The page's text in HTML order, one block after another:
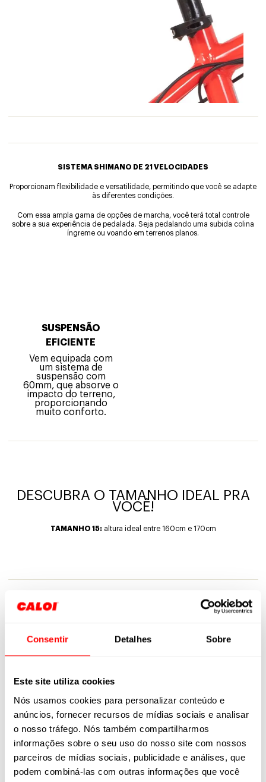
Consentir Detalhes Sobre
Este site utiliza cookies
Nós usamos cookies para personalizar conteúdo e
anúncios, fornecer recursos de mídias sociais e analisar
o nosso tráfego. Nós também compartilharmos
informações sobre o seu uso do nosso site com nossos
parceiros de mídias sociais, publicidade e análises, que
podem combiná-las com outras informações que você
SISTEMA SHIMANO DE 21 VELOCIDADES
Proporcionam flexibilidade e versatilidade, permitindo que você se adapte
às diferentes condições.
Com essa ampla gama de opções de marcha, você terá total controle
sobre a sua experiência de pedalada. Seja pedalando uma subida colina
íngreme ou voando em terrenos planos.
SUSPENSÃO
EFICIENTE
Vem equipada com
um sistema de
suspensão com
60mm, que absorve o
impacto do terreno,
proporcionando
muito conforto.
DESCUBRA O TAMANHO IDEAL PRA
VOCÊ!
TAMANHO 15:altura ideal entre 160cm e 170cm
VERMELHA
VULCAN TAM 15
CINZA
VULCAN TAM 17
VERMELHA
VULCAN TAM 17
CINZA
Aproveite essa oportunidade e venha descobrir um novo mundo!